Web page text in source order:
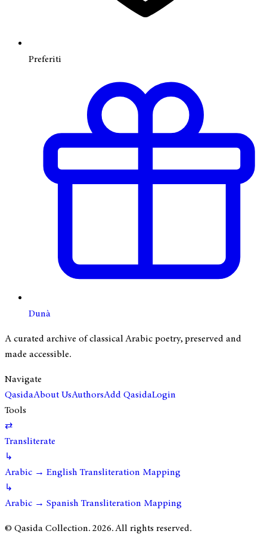
Preferiti
Dunà
A curated archive of classical Arabic poetry, preserved and
made accessible.
Navigate
QasidaAbout UsAuthorsAdd QasidaLogin
Tools
⇄
Transliterate
↳
Arabic → English Transliteration Mapping
↳
Arabic → Spanish Transliteration Mapping
© Qasida Collection.2026. All rights reserved.